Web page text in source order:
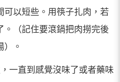
可以短些。用筷子扎肉，若
。（記住要滾鍋把肉撈完後
）。
一直到感覺沒味了或者藥味